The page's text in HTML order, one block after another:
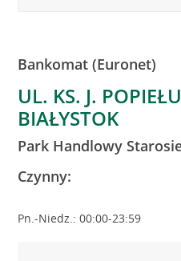
Bankomat (Euronet)
UL. KS. J.
BIAŁYSTOK
Park Handlowy
Czynny:
Pn.-Niedz.: 00:00-23:59